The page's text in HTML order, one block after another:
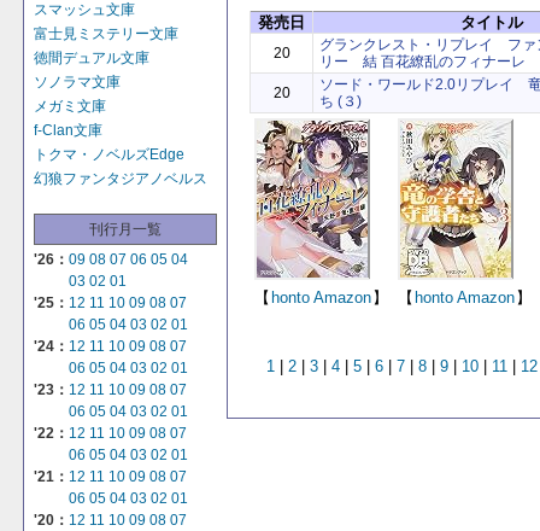
スマッシュ文庫
富士見ミステリー文庫
徳間デュアル文庫
ソノラマ文庫
メガミ文庫
f-Clan文庫
トクマ・ノベルズEdge
幻狼ファンタジアノベルス
刊行月一覧
'26： 09 08 07 06 05 04
03 02 01
'25： 12 11 10 09 08 07
06 05 04 03 02 01
'24： 12 11 10 09 08 07
06 05 04 03 02 01
'23： 12 11 10 09 08 07
06 05 04 03 02 01
'22： 12 11 10 09 08 07
06 05 04 03 02 01
'21： 12 11 10 09 08 07
06 05 04 03 02 01
'20： 12 11 10 09 08 07
発売日 タイトル
20
グランクレスト・リプレイ ファ
リー 結 百花繚乱のフィナーレ
20
ソード・ワールド2.0リプレイ
ち (３)
【 honto Amazon 】 【 honto Amazon 】
1 2| 3| 4| 5| 6| 7| 8| 9| 10| 11 12